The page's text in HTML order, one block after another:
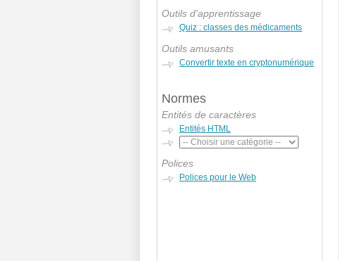
Outils d'apprentissage
Quiz : classes des médicaments
Outils amusants
Convertir texte en cryptonumérique
Normes
Entités de caractères
Entités HTML
Polices
Polices pour le Web